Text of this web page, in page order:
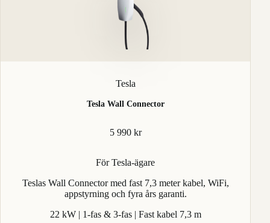
Tesla
Tesla Wall Connector
5 990 kr
För Tesla-ägare
Teslas Wall Connector med fast 7,3 meter kabel, WiFi,
appstyrning och fyra års garanti.
22 kW | 1-fas & 3-fas | Fast kabel 7,3 m